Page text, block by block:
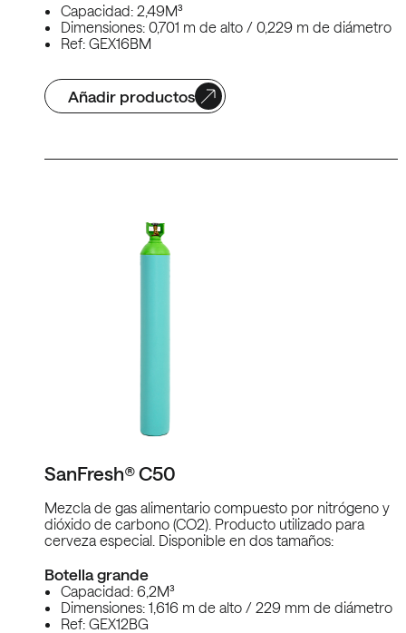
Capacidad: 2,49M³
Dimensiones: 0,701 m de alto / 0,229 m de diámetro
Ref: GEX16BM
Añadir productos
SanFresh® C50
Mezcla de gas alimentario compuesto por nitrógeno y
dióxido de carbono (CO2). Producto utilizado para
cerveza especial. Disponible en dos tamaños:
Botella grande
Capacidad: 6,2M³
Dimensiones: 1,616 m de alto / 229 mm de diámetro
Ref: GEX12BG